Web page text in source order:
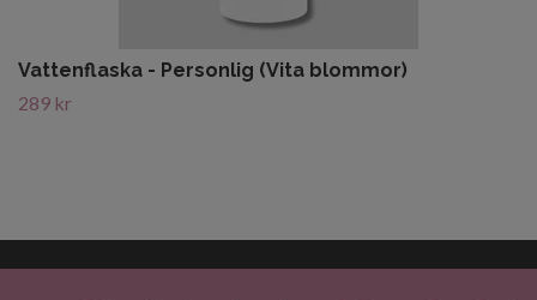
Vattenflaska - Personlig (Vita blommor)
289 kr